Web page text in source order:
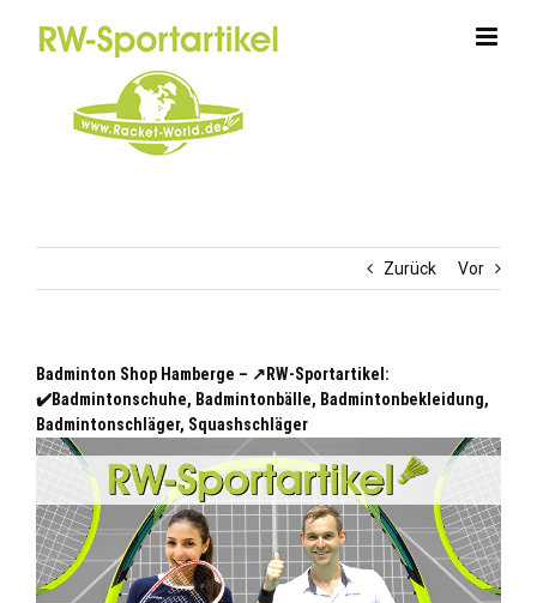
Zurück Vor
Badminton Shop Hamberge – ↗️RW-Sportartikel:
✔️Badmintonschuhe, Badmintonbälle, Badmintonbekleidung,
Badmintonschläger, Squashschläger